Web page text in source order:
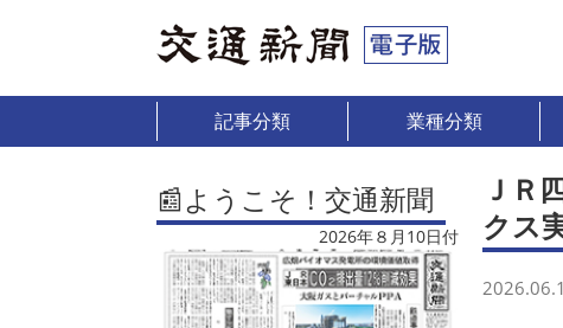
記事分類 業種分類
📰ようこそ！交通新聞
2026年８月10日付
ＪＲ
クス